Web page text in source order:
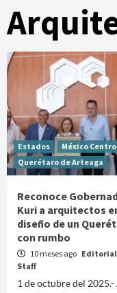
Estados
México Centro
Querétaro de Arteaga
Reconoce
Kuri a arquitectos
diseño de un
con rumbo
10 meses ago Editorial
Staff
1 de octubre del 2025.-